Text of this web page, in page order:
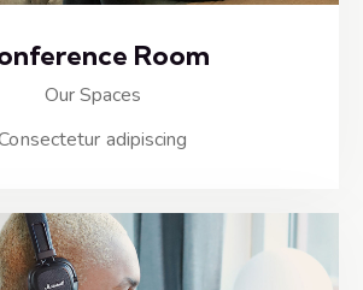
Room
Our Spaces
adipiscing